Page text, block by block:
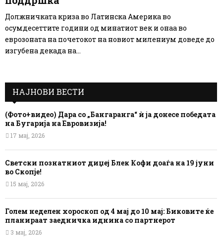
Должничката криза во Латинска Америка во
осумдесеттите години од минатиот век и онаа во
еврозоната на почетокот на новиот милениум доведе до
изгубена декада на...
НАЈНОВИ ВЕСТИ
(Фото+видео) Дара со „Бангаранга“ ѝ ја донесе победата
на Бугарија на Евровизија!
17 мај, 2026
Светски познатниот диџеј Блек Кофи доаѓа на 19 јуни
во Скопје!
15 мај, 2026
Голем неделен хороскоп од 4 мај до 10 мај: Биковите ќе
планираат заедничка иднина со партнерот
3 мај, 2026